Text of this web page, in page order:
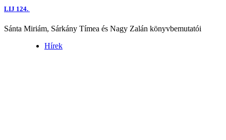
LIJ 124.
Sánta Miriám, Sárkány Tímea és Nagy Zalán könyvbemutatói
Hírek